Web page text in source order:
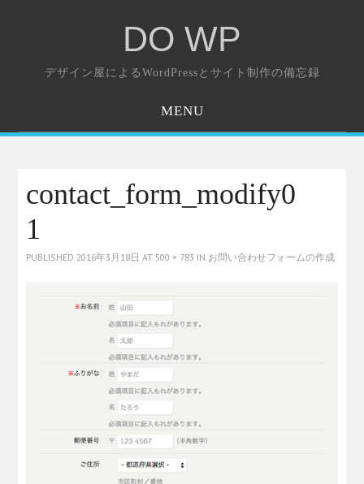
DO WP
デザイン屋によるWordPressとサイト制作の備忘録
MENU
contact_form_modify0
1
PUBLISHED2016年3月18日 AT500 × 783 IN お問い合わせフォームの作成